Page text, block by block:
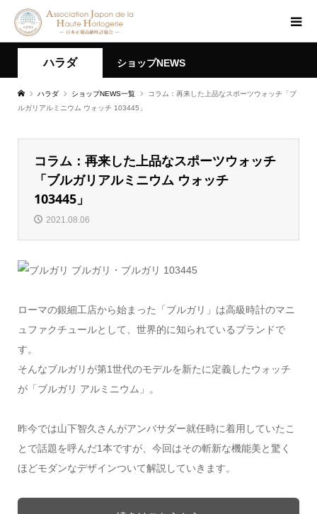
ハラダ ショップNEWS
ハラダ ショップNEWS一覧
コラム：再来した上品なスポーツウォッチ「ブ
ルガリアルミニウム ウォッチ 103445」
コラム：再来した上品なスポーツウォッチ
「ブルガリアルミニウム ウォッチ
103445」
2021.08.06
ローマの銀細工店から始まった「ブルガリ」は高級時計のマニ
ュファクチュールとして、世界的に知られているブランドで
す。
そんなブルガリが第1世代のモデルを新たに定義したウォッチ
が「ブルガリ アルミニウム」。
昨今では山下智久さんがアンバサダー就任時に着用していたこ
とで話題を呼んだ1本ですが、今回はその斬新な機能美と驚く
ほどモダンなデザインついて解説していきます。